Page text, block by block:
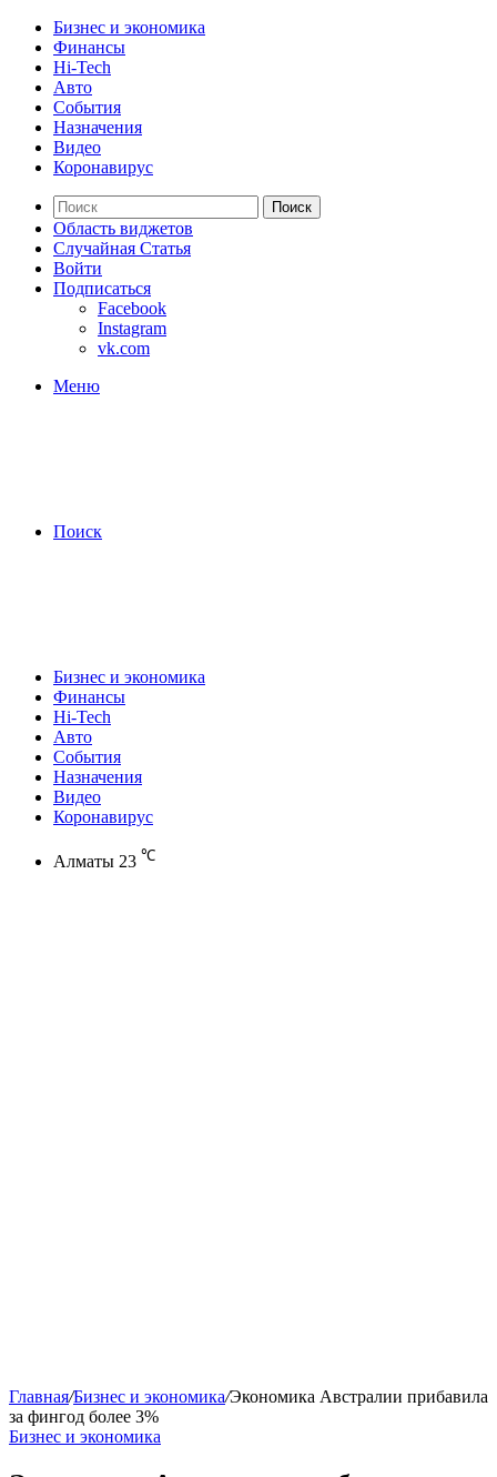
Бизнес и экономика
Финансы
Hi-Tech
Авто
События
Назначения
Видео
Коронавирус
Поиск
Область виджетов
Случайная Статья
Войти
Подписаться
Facebook
Instagram
vk.com
Меню
Поиск
Бизнес и экономика
Финансы
Hi-Tech
Авто
События
Назначения
Видео
Коронавирус
Алматы 23 ℃
Главная/Бизнес и экономика/Экономика Австралии прибавила
за фингод более 3%
Бизнес и экономика